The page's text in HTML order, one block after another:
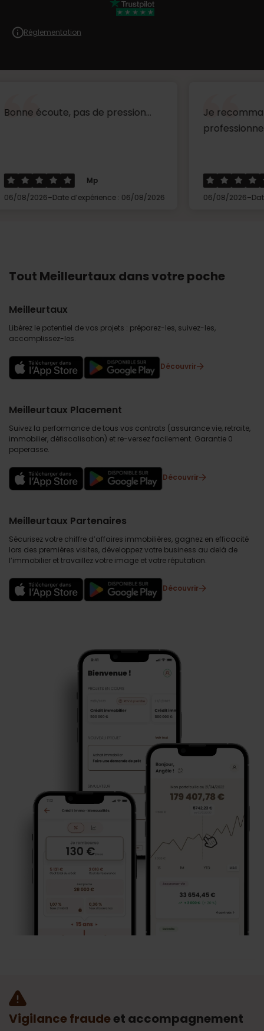
Réglementation
pas de pression...
Mp
Date d’expérience : 06/08/2026
Je recommande sans
professionnel et
Martin
06/08/2026
Date
Tout Meilleurtaux dans votre poche
Meilleurtaux
Libérez le potentiel de vos projets : préparez-les, suivez-les,
accomplissez-les.
Découvrir
Meilleurtaux Placement
Suivez la performance de tous vos contrats (assurance vie, retraite,
immobilier, défiscalisation) et re-versez facilement. Garantie 0
paperasse.
Découvrir
Meilleurtaux Partenaires
Sécurisez votre chiffre d’affaires immobilières, gagnez en efficacité
lors des premières visites, développez votre business au delà de
l’immobilier et travaillez votre image et votre réputation.
Découvrir
Vigilance fraudeet accompagnement